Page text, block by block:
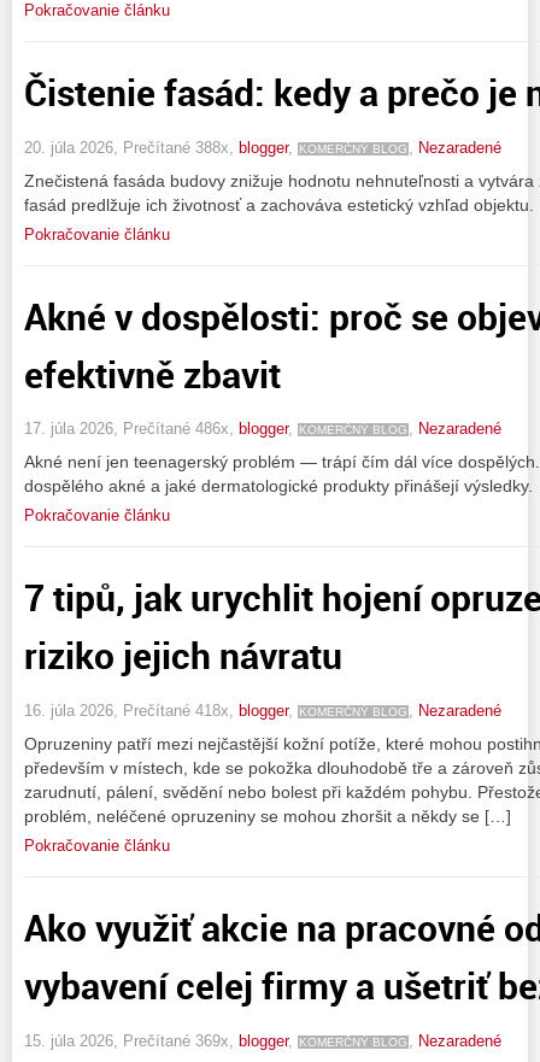
Pokračovanie článku
Čistenie fasád: kedy a prečo je
20. júla 2026, Prečítané 388x, blogger, KOMERČNÝ BLOG Nezaradené
Znečistená fasáda budovy znižuje hodnotu nehnuteľnosti a
fasád predlžuje ich životnosť a zachováva estetický vzhľad objektu.
Pokračovanie článku
Akné v dospělosti: proč se
efektivně zbavit
17. júla 2026, Prečítané 486x, blogger, KOMERČNÝ BLOG , Nezaradené
Akné není jen teenagerský problém — trápí čím dál více
dospělého akné a jaké dermatologické produkty přinášejí výsledky.
Pokračovanie článku
7 tipů, jak urychlit hojení
riziko jejich návratu
16. júla 2026, Prečítané 418x, blogger, KOMERČNÝ BLOG Nezaradené
Opruzeniny patří mezi nejčastější kožní potíže, které mohou
především v místech, kde se pokožka dlouhodobě tře a zároveň
zarudnutí, pálení, svědění nebo bolest při každém pohybu.
problém, neléčené opruzeniny se mohou zhoršit a někdy se […]
Pokračovanie článku
Ako využiť akcie na pracovné
vybavení celej firmy a ušetriť
15. júla 2026, Prečítané 369x, blogger, KOMERČNÝ BLOG Nezaradené